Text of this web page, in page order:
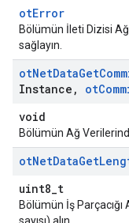
otError
Bölümün İleti Dizisi
sağlayın.
otNetDataGet
Instance , ot
void
Bölümün Ağ
otNetDataGet
uint8_t
Bölümün İş